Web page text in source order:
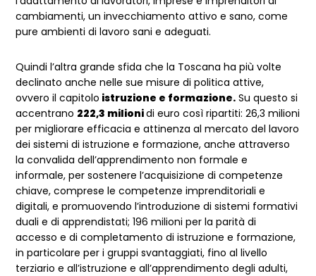
cambiamenti, un invecchiamento attivo e sano, come
pure ambienti di lavoro sani e adeguati.
Quindi l’altra grande sfida che la Toscana ha più volte
declinato anche nelle sue misure di politica attive,
ovvero il capitolo istruzione e formazione. Su questo si
accentrano 222,3 milionidi euro così ripartiti: 26,3 milioni
per migliorare efficacia e attinenza al mercato del lavoro
dei sistemi di istruzione e formazione, anche attraverso
la convalida dell’apprendimento non formale e
informale, per sostenere l’acquisizione di competenze
chiave, comprese le competenze imprenditoriali e
digitali, e promuovendo l’introduzione di sistemi formativi
duali e di apprendistati; 196 milioni per la parità di
accesso e di completamento di istruzione e formazione,
in particolare per i gruppi svantaggiati, fino al livello
terziario e all’istruzione e all’apprendimento degli adulti,